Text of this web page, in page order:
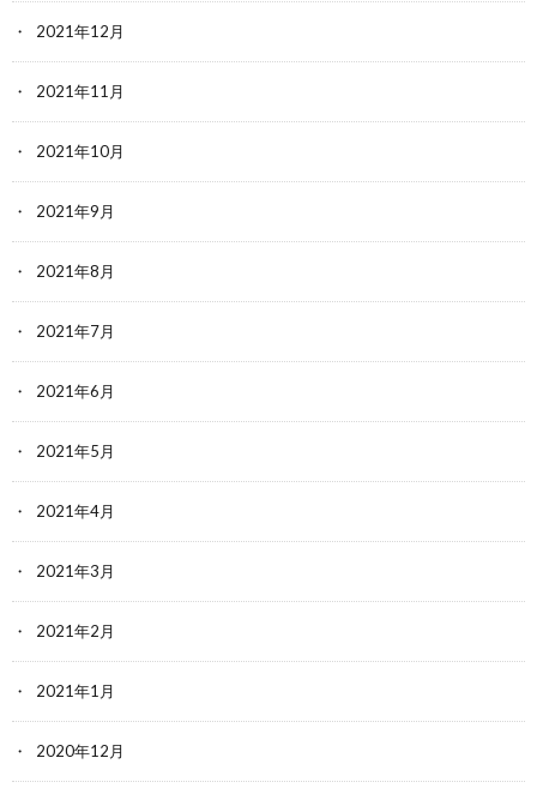
2021年12月
2021年11月
2021年10月
2021年9月
2021年8月
2021年7月
2021年6月
2021年5月
2021年4月
2021年3月
2021年2月
2021年1月
2020年12月